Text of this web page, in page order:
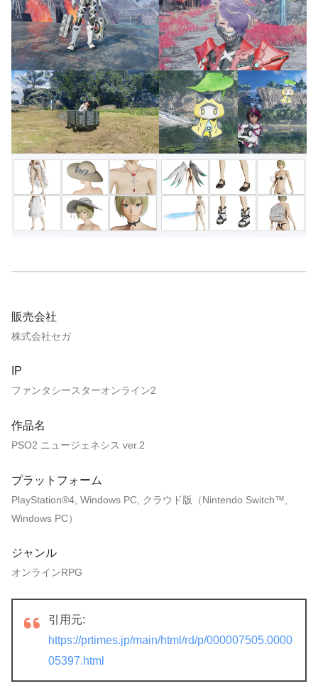
販売会社
株式会社セガ
IP
ファンタシースターオンライン2
作品名
PSO2 ニュージェネシス ver.2
プラットフォーム
PlayStation®4, Windows PC, クラウド版（Nintendo Switch™,
Windows PC）
ジャンル
オンラインRPG
引用元:
https://prtimes.jp/main/html/rd/p/000007505.0000
05397.html